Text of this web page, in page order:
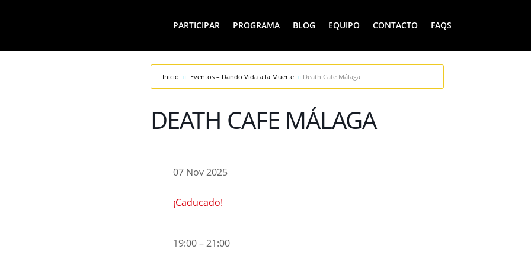
PARTICIPAR PROGRAMA BLOG EQUIPO CONTACTO FAQS
Inicio Eventos – Dando Vida a la Muerte Death Cafe Málaga
DEATH CAFE MÁLAGA
07 Nov 2025
¡Caducado!
19:00 – 21:00